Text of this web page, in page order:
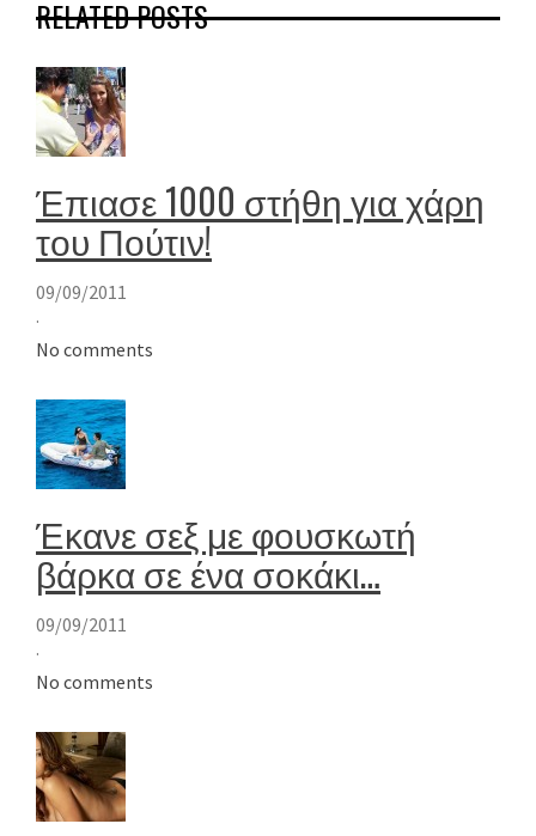
RELATED POSTS
Έπιασε 1000 στήθη για χάρη
του Πούτιν!
09/09/2011
·
No comments
Έκανε σεξ με φουσκωτή
βάρκα σε ένα σοκάκι…
09/09/2011
·
No comments